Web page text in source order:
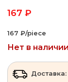
167 ₽
167 ₽/piece
Нет в наличии
Доставка: